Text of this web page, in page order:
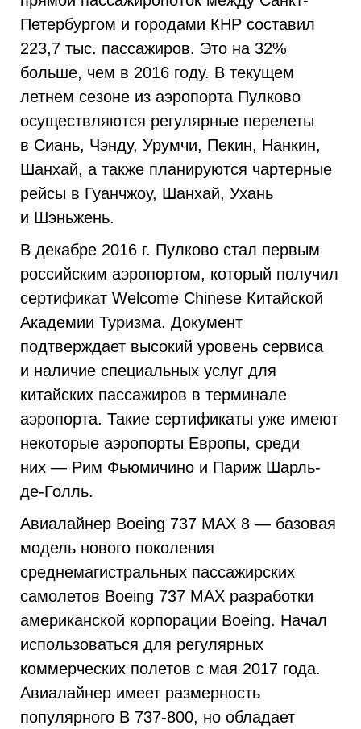
Петербургом и городами КНР составил
223,7 тыс. пассажиров. Это на 32%
больше, чем в 2016 году. В текущем
летнем сезоне из аэропорта Пулково
осуществляются регулярные перелеты
в Сиань, Чэнду, Урумчи, Пекин, Нанкин,
Шанхай, а также планируются чартерные
рейсы в Гуанчжоу, Шанхай, Ухань
и Шэньжень.
В декабре 2016 г. Пулково стал первым
российским аэропортом, который получил
сертификат Welcome Chinese Китайской
Академии Туризма. Документ
подтверждает высокий уровень сервиса
и наличие специальных услуг для
китайских пассажиров в терминале
аэропорта. Такие сертификаты уже имеют
некоторые аэропорты Европы, среди
них — Рим Фьюмичино и Париж Шарль-
де-Голль.
Авиалайнер Boeing 737 MAX 8 — базовая
модель нового поколения
среднемагистральных пассажирских
самолетов Boeing 737 MAX разработки
американской корпорации Boeing. Начал
использоваться для регулярных
коммерческих полетов с мая 2017 года.
Авиалайнер имеет размерность
популярного B 737-800, но обладает